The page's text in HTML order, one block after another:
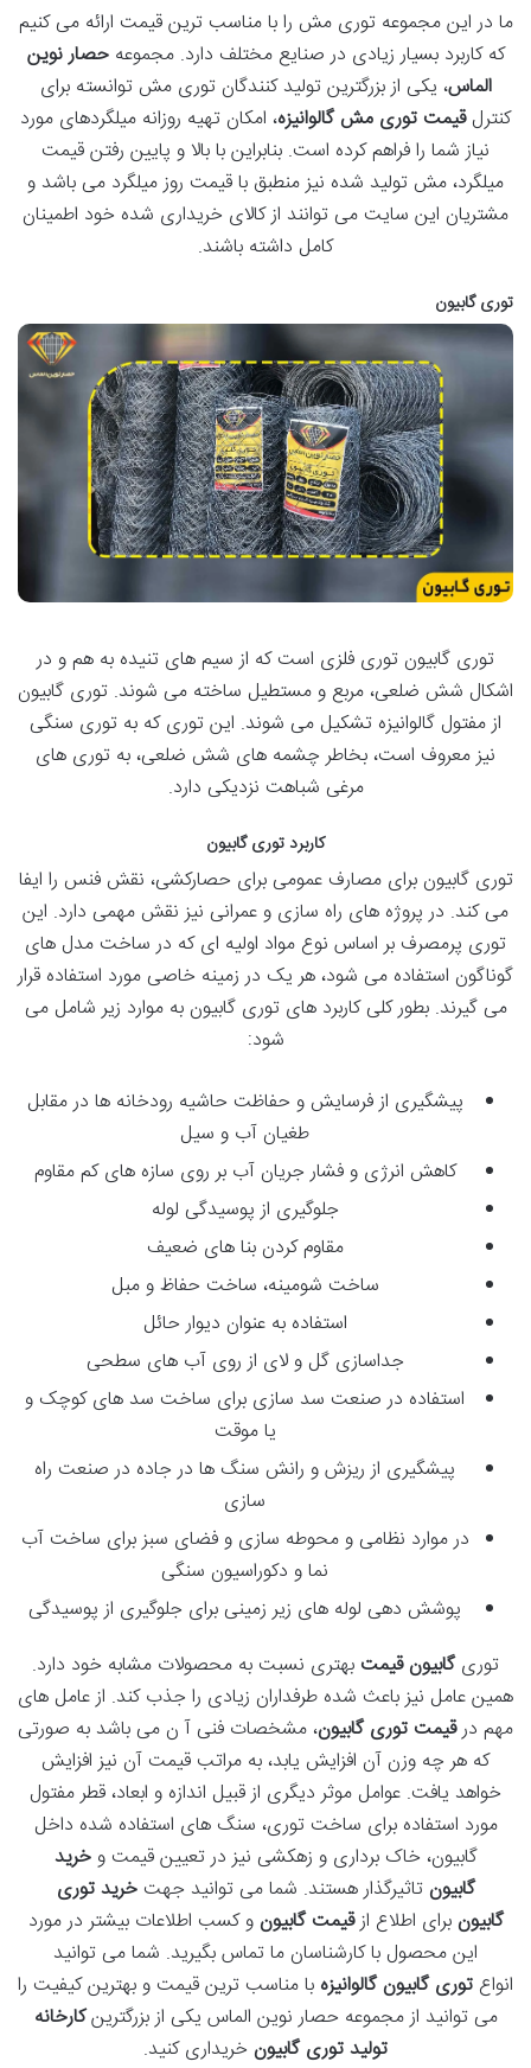
ما در این مجموعه توری مش را با مناسب ترین قیمت ارائه می کنیم
که کاربرد بسیار زیادی در صنایع مختلف دارد. مجموعهحصار نوین
الماس، یکی از بزرگترین تولید کنندگان توری مش توانسته برای
کنترلقیمت توری مش گالوانیزه، امکان تهیه روزانه میلگردهای مورد
نیاز شما را فراهم کرده است. بنابراین با بالا و پایین رفتن قیمت
میلگرد، مش تولید شده نیز منطبق با قیمت روز میلگرد می باشد و
مشتریان این سایت می توانند از کالای خریداری شده خود اطمینان
کامل داشته باشند.
توری گابیون
توری گابیون توری فلزی است که از سیم های تنیده به هم و در
اشکال شش ضلعی، مربع و مستطیل ساخته می شوند. توری گابیون
از مفتول گالوانیزه تشکیل می شوند. این توری که به توری سنگی
نیز معروف است، بخاطر چشمه های شش ضلعی، به توری های
مرغی شباهت نزدیکی دارد.
کاربرد توری گابیون
توری گابیون برای مصارف عمومی برای حصارکشی، نقش فنس را ایفا
می کند. در پروژه های راه سازی و عمرانی نیز نقش مهمی دارد. این
توری پرمصرف بر اساس نوع مواد اولیه ای که در ساخت مدل های
گوناگون استفاده می شود، هر یک در زمینه خاصی مورد استفاده قرار
می گیرند. بطور کلی کاربرد های توری گابیون به موارد زیر شامل می
شود:
پیشگیری از فرسایش و حفاظت حاشیه رودخانه ها در مقابل
طغیان آب و سیل
کاهش انرژی و فشار جریان آب بر روی سازه های کم مقاوم
جلوگیری از پوسیدگی لوله
مقاوم کردن بنا های ضعیف
ساخت شومینه، ساخت حفاظ و مبل
استفاده به عنوان دیوار حائل
جداسازی گل و لای از روی آب های سطحی
استفاده در صنعت سد سازی برای ساخت سد های کوچک و
یا موقت
پیشگیری از ریزش و رانش سنگ ها در جاده در صنعت راه
سازی
در موارد نظامی و محوطه سازی و فضای سبز برای ساخت آب
نما و دکوراسیون سنگی
پوشش دهی لوله های زیر زمینی برای جلوگیری از پوسیدگی
توریگابیون قیمت بهتری نسبت به محصولات مشابه خود دارد.
همین عامل نیز باعث شده طرفداران زیادی را جذب کند. از عامل های
مهم درقیمت توری گابیون، مشخصات فنی آ ن می باشد به صورتی
که هر چه وزن آن افزایش یابد، به مراتب قیمت آن نیز افزایش
خواهد یافت. عوامل موثر دیگری از قبیل اندازه و ابعاد، قطر مفتول
مورد استفاده برای ساخت توری، سنگ های استفاده شده داخل
گابیون، خاک برداری و زهکشی نیز در تعیین قیمت وخرید
گابیون تاثیرگذار هستند. شما می توانید جهتخرید توری
گابیون برای اطلاع ازقیمت گابیونو کسب اطلاعات بیشتر در مورد
این محصول با کارشناسان ما تماس بگیرید. شما می توانید
انواع توری گابیون گالوانیزه با مناسب ترین قیمت و بهترین کیفیت را
می توانید از مجموعه حصار نوین الماس یکی از بزرگترینکارخانه
تولید توری گابیون خریداری کنید.